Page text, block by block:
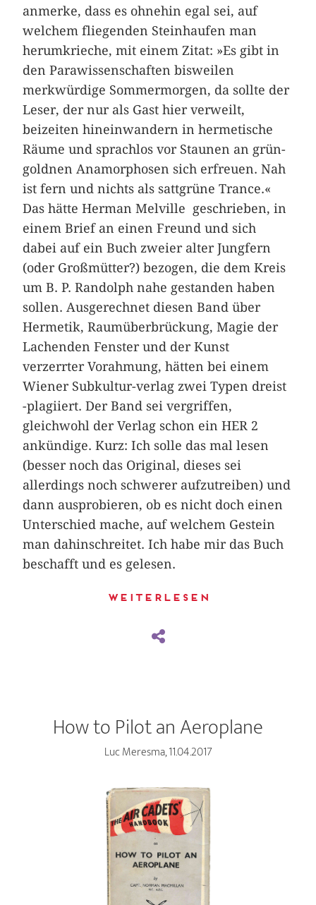
anmerke, dass es ohnehin egal sei, auf
welchem fliegenden Steinhaufen man
herumkrieche, mit einem Zitat: »Es gibt in
den Parawissenschaften bisweilen
merkwürdige Sommermorgen, da sollte der
Leser, der nur als Gast hier verweilt,
beizeiten hineinwandern in hermetische
Räume und sprachlos vor Staunen an grün-
goldnen Anamorphosen sich erfreuen. Nah
ist fern und nichts als sattgrüne Trance.«
Das hätte Herman Melville geschrieben, in
einem Brief an einen Freund und sich
dabei auf ein Buch zweier alter Jungfern
(oder Großmütter?) bezogen, die dem Kreis
um B. P. Randolph nahe gestanden haben
sollen. Ausgerechnet diesen Band über
Hermetik, Raumüberbrückung, Magie der
Lachenden Fenster und der Kunst
verzerrter Vorahmung, hätten bei einem
Wiener Subkultur-verlag zwei Typen dreist
-plagiiert. Der Band sei vergriffen,
gleichwohl der Verlag schon ein HER 2
ankündige. Kurz: Ich solle das mal lesen
(besser noch das Original, dieses sei
allerdings noch schwerer aufzutreiben) und
dann ausprobieren, ob es nicht doch einen
Unterschied mache, auf welchem Gestein
man dahinschreitet. Ich habe mir das Buch
beschafft und es gelesen.
Weiterlesen
How to Pilot an Aeroplane
Luc Meresma, 11.04.2017